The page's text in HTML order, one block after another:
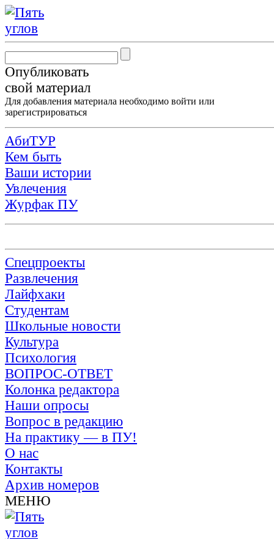
Опубликовать
свой материал
Для добавления материала необходимо войти или
зарегистрироваться
АбиТУР
Кем быть
Ваши истории
Увлечения
Журфак ПУ
Спецпроекты
Развлечения
Лайфхаки
Студентам
Школьные новости
Культура
Психология
ВОПРОС-ОТВЕТ
Колонка редактора
Наши опросы
Вопрос в редакцию
На практику — в ПУ!
О нас
Контакты
Архив номеров
МЕНЮ